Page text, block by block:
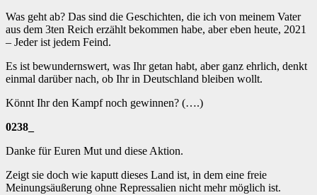
Was geht ab? Das sind die Geschichten, die ich von meinem Vater
aus dem 3ten Reich erzählt bekommen habe, aber eben heute, 2021
– Jeder ist jedem Feind.
Es ist bewundernswert, was Ihr getan habt, aber ganz ehrlich, denkt
einmal darüber nach, ob Ihr in Deutschland bleiben wollt.
Könnt Ihr den Kampf noch gewinnen? (….)
0238_
Danke für Euren Mut und diese Aktion.
Zeigt sie doch wie kaputt dieses Land ist, in dem eine freie
Meinungsäußerung ohne Repressalien nicht mehr möglich ist.